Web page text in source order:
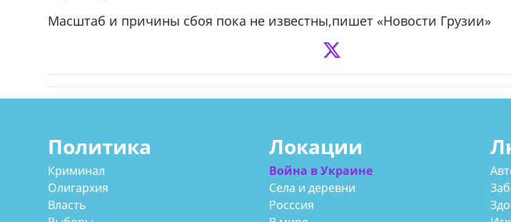
Масштаб и причины сбоя пока не известны,пишет «Новости Грузии»
Политика
Криминал
Олигархия
Власть
Локации
Война в Украине
Села и деревни
Росссия